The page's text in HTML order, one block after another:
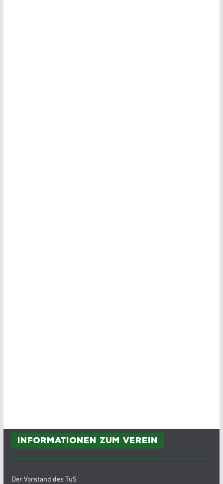
Informationen zum Verein
Der Vorstand des TuS